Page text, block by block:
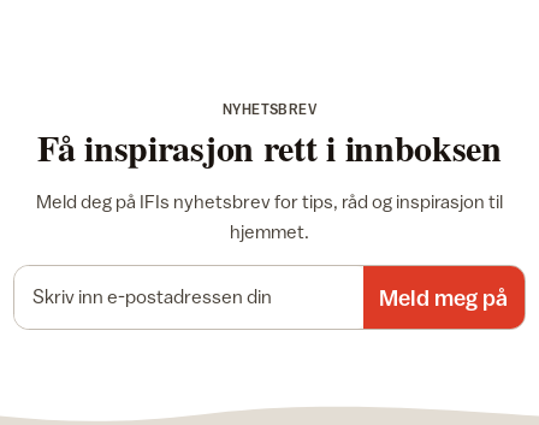
NYHETSBREV
Få inspirasjon rett i innboksen
Meld deg på IFIs nyhetsbrev for tips, råd og inspirasjon til
hjemmet.
Meld meg på